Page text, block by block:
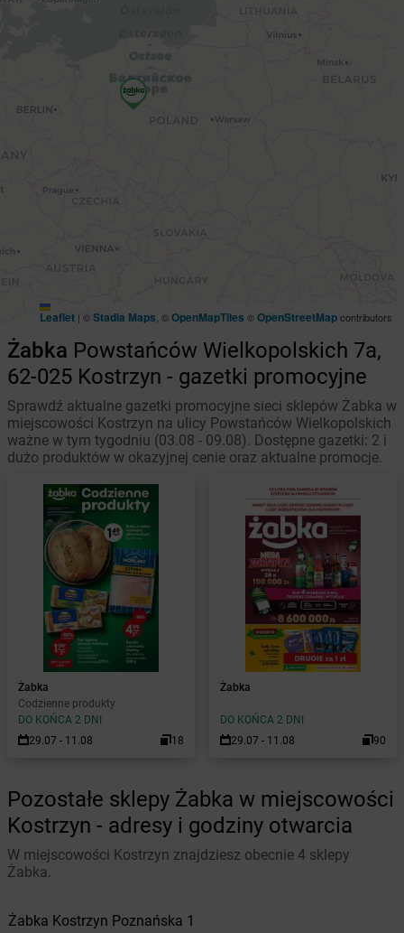
Leaflet | ©Stadia Maps , ©OpenMapTiles ©OpenStreetMapcontributors
Żabka Powstańców Wielkopolskich 7a,
62-025 Kostrzyn - gazetki promocyjne
Sprawdź aktualne gazetki promocyjne sieci sklepów Żabka w
miejscowości Kostrzyn na ulicy Powstańców Wielkopolskich
ważne w tym tygodniu (03.08 - 09.08). Dostępne gazetki: 2 i
dużo produktów w okazyjnej cenie oraz aktualne promocje.
Żabka
Codzienne produkty
DO KOŃCA 2 DNI
29.07 - 11.08
18
Żabka
DO KOŃCA 2 DNI
29.07 - 11.08
90
Pozostałe sklepy Żabka w miejscowości
Kostrzyn - adresy i godziny otwarcia
W miejscowości Kostrzyn znajdziesz obecnie 4 sklepy
Żabka.
Żabka Kostrzyn Poznańska 1